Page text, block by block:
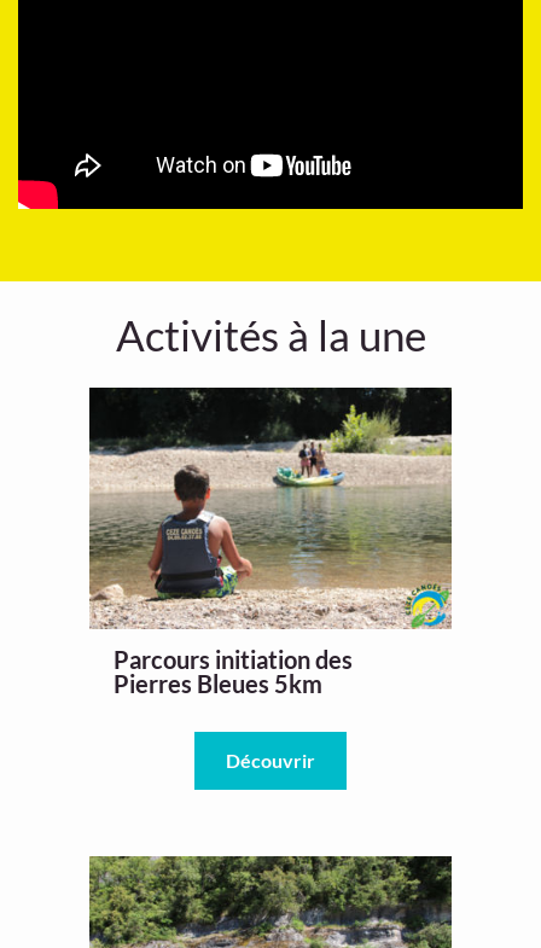
Activités à la une
Parcours initiation des
Pierres Bleues 5km
Découvrir